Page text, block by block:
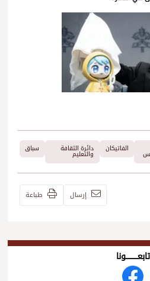
الفاتيكان دائرة الثقافة
والتعليم
سباق
إرسال طباعة
تابعــــــــــونا